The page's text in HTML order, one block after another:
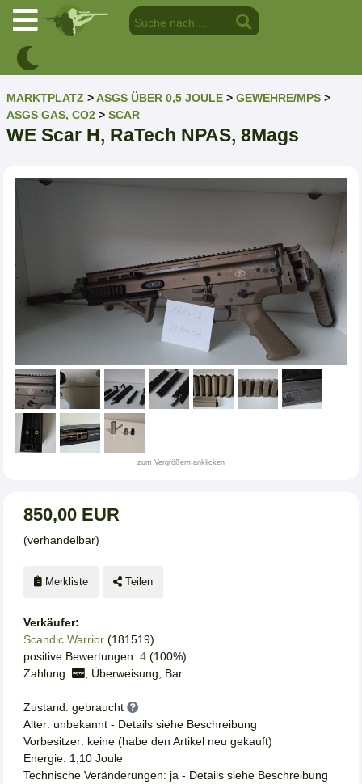
MARKTPLATZ >ASGS ÜBER 0,5 JOULE > GEWEHRE/MPS >
ASGS GAS, CO2 > SCAR
WE Scar H, RaTech NPAS, 8Mags
zum Vergrößern anklicken
850,00 EUR
(verhandelbar)
Merkliste Teilen
Verkäufer:
Scandic Warrior (181519)
positive Bewertungen: 4 (100%)
Zahlung:
, Überweisung, Bar
Zustand: gebraucht
Alter: unbekannt - Details siehe Beschreibung
Vorbesitzer: keine (habe den Artikel neu gekauft)
Energie: 1,10 Joule
Technische Veränderungen: ja - Details siehe Beschreibung